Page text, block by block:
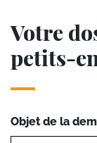
Votre
petits-
Objet de la